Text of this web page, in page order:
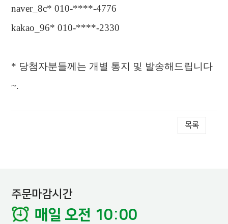
naver_8c* 010-****-4776
kakao_96* 010-****-2330
* 당첨자분들께는 개별 통지 및 발송해드립니다
~.
목록
주문마감시간
매일 오전 10:00